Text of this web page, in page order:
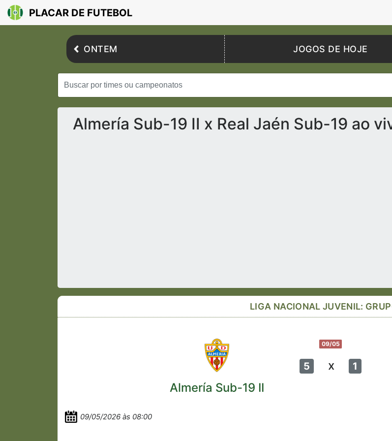
PLACAR DE FUTEBOL
ONTEM JOGOS DE HOJE
Almería Sub-19 II x Real Jaén Sub-19 ao
LIGA NACIONAL JUVENIL:
09/05
5 x 1
Almería Sub-19 II
09/05/2026 às 08:00